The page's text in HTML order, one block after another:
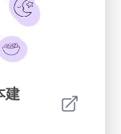
知识，保持
建